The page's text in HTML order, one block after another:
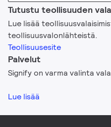
Tutustu teollisuuden
Lue lisää
teollisuusvalonlähteistä.
Teollisuusesite
Palvelut
Signify on varma valinta
Lue lisää